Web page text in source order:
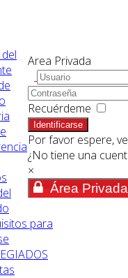
Area Privada
Recuérdeme
Identificarse
Por favor espere,
¿No tiene una
×
Área Privada
para